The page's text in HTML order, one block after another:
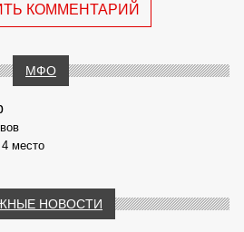
КОММЕНТАРИЙ
МФО
4 место
НОВОСТИ